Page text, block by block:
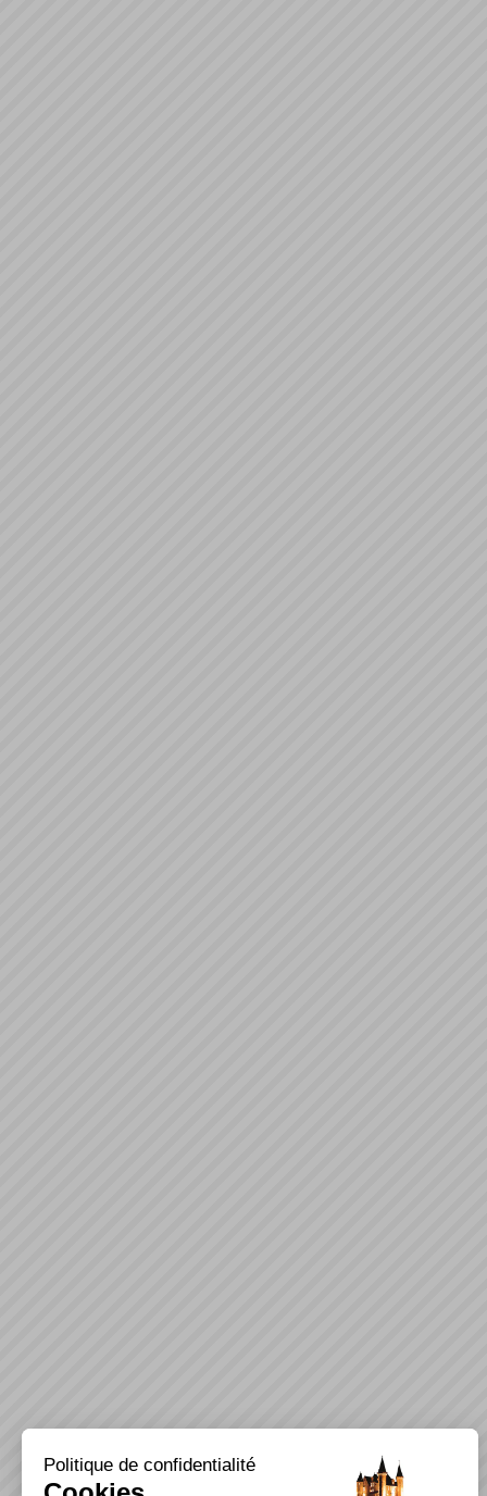
Politique de confidentialité